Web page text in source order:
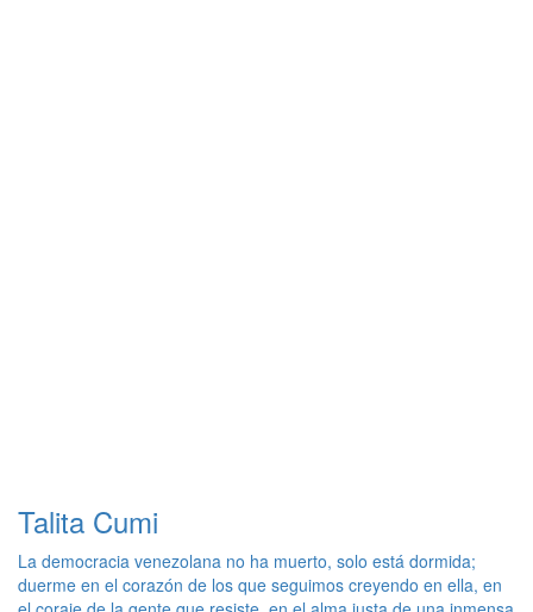
Talita Cumi
La democracia venezolana no ha muerto, solo está dormida;
duerme en el corazón de los que seguimos creyendo en ella, en